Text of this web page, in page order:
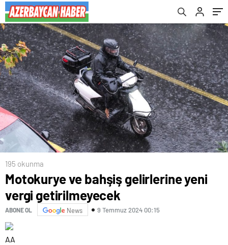
195 okunma
Motokurye ve bahşiş gelirlerine yeni
vergi getirilmeyecek
ABONE OL News 9 Temmuz 2024 00:15
AA